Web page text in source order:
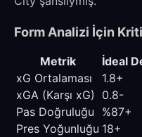
Form Analizi İçin
Metrik İdeal
xG Ortalaması
1.8+
xGA (Karşı xG)
0.8-
Pas Doğruluğu
%87+
Pres Yoğunluğu 18+